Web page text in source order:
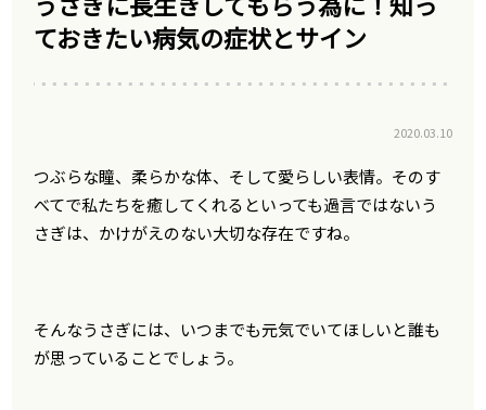
ておきたい病気の症状とサイン
2020.03.10
つぶらな瞳、柔らかな体、そして愛らしい表情。そのす
べてで私たちを癒してくれるといっても過言ではないう
さぎは、かけがえのない大切な存在ですね。
そんなうさぎには、いつまでも元気でいてほしいと誰も
が思っていることでしょう。